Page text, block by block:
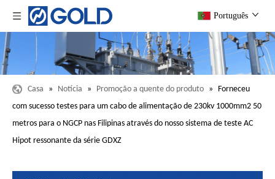
Português
Casa » Notícia » Promoção a quente do produto »
Forneceu
com sucesso testes para um cabo de alimentação de 230kv 1000mm2 50
metros para o NGCP nas Filipinas através do nosso sistema de teste AC
Hipot ressonante da série GDXZ